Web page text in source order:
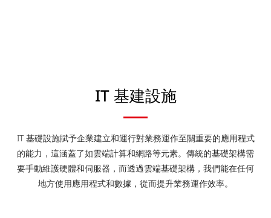
IT 基建設施
IT 基礎設施賦予企業建立和運行對業務運作至關重要的應用程式
的能力，這涵蓋了如雲端計算和網路等元素。傳統的基礎架構需
要手動維護硬體和伺服器，而透過雲端基礎架構，我們能在任何
地方使用應用程式和數據，從而提升業務運作效率。